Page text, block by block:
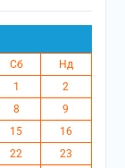
Сб
Нд
1
2
8
9
15
16
22
23